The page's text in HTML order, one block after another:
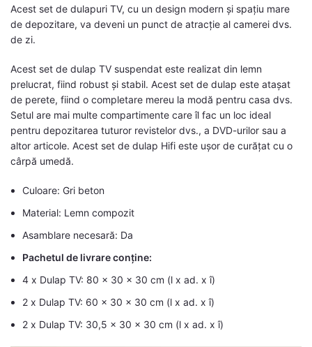
Acest set de dulapuri TV, cu un design modern și spațiu mare
de depozitare, va deveni un punct de atracție al camerei dvs.
de zi.
Acest set de dulap TV suspendat este realizat din lemn
prelucrat, fiind robust și stabil. Acest set de dulap este atașat
de perete, fiind o completare mereu la modă pentru casa dvs.
Setul are mai multe compartimente care îl fac un loc ideal
pentru depozitarea tuturor revistelor dvs., a DVD-urilor sau a
altor articole. Acest set de dulap Hifi este ușor de curățat cu o
cârpă umedă.
Culoare: Gri beton
Material: Lemn compozit
Asamblare necesară: Da
Pachetul de livrare conține:
4 x Dulap TV: 80 x 30 x 30 cm (l x ad. x î)
2 x Dulap TV: 60 x 30 x 30 cm (l x ad. x î)
2 x Dulap TV: 30,5 x 30 x 30 cm (l x ad. x î)